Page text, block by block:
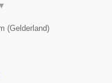
▼
(Gelderland)